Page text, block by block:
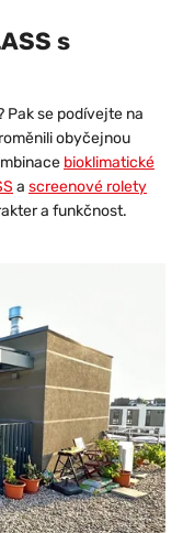
s
Pak se podívejte na
obyčejnou
bioklimatické
a screenové rolety
a funkčnost.